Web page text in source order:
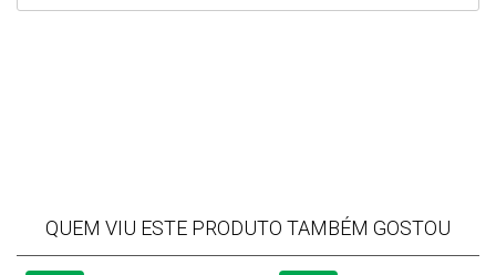
QUEM VIU ESTE PRODUTO TAMBÉM GOSTOU